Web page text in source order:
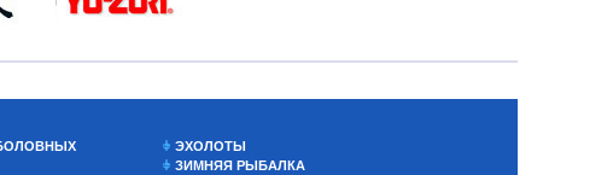
ЭХОЛОТЫ
ЗИМНЯЯ РЫБАЛКА